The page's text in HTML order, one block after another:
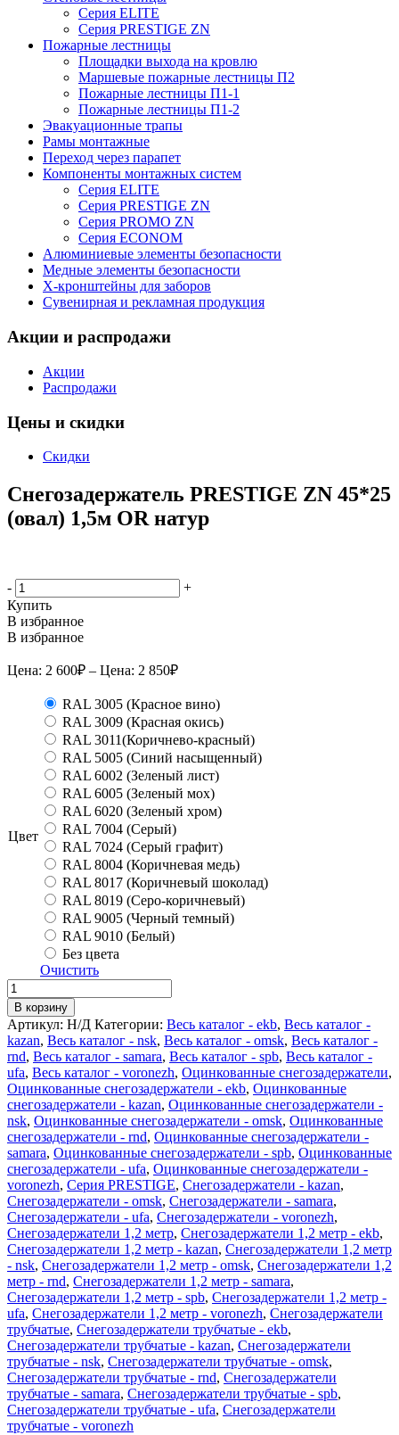
Серия ELITE
Серия PRESTIGE ZN
Пожарные лестницы
Площадки выхода на кровлю
Маршевые пожарные лестницы П2
Пожарные лестницы П1-1
Пожарные лестницы П1-2
Эвакуационные трапы
Рамы монтажные
Переход через парапет
Компоненты монтажных систем
Серия ELITE
Серия PRESTIGE ZN
Серия PROMO ZN
Серия ECONOM
Алюминиевые элементы безопасности
Медные элементы безопасности
X-кронштейны для заборов
Сувенирная и рекламная продукция
Акции и распродажи
Акции
Распродажи
Цены и скидки
Скидки
Снегозадержатель PRESTIGE ZN 45*25
(овал) 1,5м OR натур
-
+
Купить
В избранное
В избранное
Цена: 2 600₽ – Цена: 2 850₽
Цвет
RAL 3005 (Красное вино)
RAL 3009 (Красная окись)
RAL 3011(Коричнево-красный)
RAL 5005 (Синий насыщенный)
RAL 6002 (Зеленый лист)
RAL 6005 (Зеленый мох)
RAL 6020 (Зеленый хром)
RAL 7004 (Серый)
RAL 7024 (Серый графит)
RAL 8004 (Коричневая медь)
RAL 8017 (Коричневый шоколад)
RAL 8019 (Серо-коричневый)
RAL 9005 (Черный темный)
RAL 9010 (Белый)
Без цвета
Очистить
Количество
Снегозадержатель
PRESTIGE
ZN
45*25
(овал)
1,5м
OR
натур
В корзину
Артикул: Н/Д Категории: Весь каталог - ekb, Весь каталог -
kazan, Весь каталог - nsk, Весь каталог - omsk, Весь каталог -
rnd, Весь каталог - samara, Весь каталог - spb, Весь каталог -
ufa, Весь каталог - voronezh, Оцинкованные снегозадержатели,
Оцинкованные снегозадержатели - ekb, Оцинкованные
снегозадержатели - kazan, Оцинкованные снегозадержатели -
nsk, Оцинкованные снегозадержатели - omsk, Оцинкованные
снегозадержатели - rnd, Оцинкованные снегозадержатели -
samara, Оцинкованные снегозадержатели - spb, Оцинкованные
снегозадержатели - ufa, Оцинкованные снегозадержатели -
voronezh, Серия PRESTIGE, Снегозадержатели - kazan,
Снегозадержатели - omsk, Снегозадержатели - samara,
Снегозадержатели - ufa, Снегозадержатели - voronezh,
Снегозадержатели 1,2 метр, Снегозадержатели 1,2 метр - ekb,
Снегозадержатели 1,2 метр - kazan, Снегозадержатели 1,2 метр
- nsk, Снегозадержатели 1,2 метр - omsk, Снегозадержатели 1,2
метр - rnd, Снегозадержатели 1,2 метр - samara,
Снегозадержатели 1,2 метр - spb, Снегозадержатели 1,2 метр -
ufa, Снегозадержатели 1,2 метр - voronezh, Снегозадержатели
трубчатые, Снегозадержатели трубчатые - ekb,
Снегозадержатели трубчатые - kazan, Снегозадержатели
трубчатые - nsk, Снегозадержатели трубчатые - omsk,
Снегозадержатели трубчатые - rnd, Снегозадержатели
трубчатые - samara, Снегозадержатели трубчатые - spb,
Снегозадержатели трубчатые - ufa, Снегозадержатели
трубчатые - voronezh